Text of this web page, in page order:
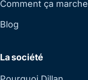
Comment ça marche
Blog
La société